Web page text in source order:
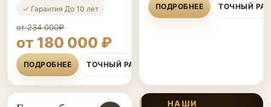
✓ Гарантия До 10 лет
от 234 000₽
от 180 000 ₽
ПОДРОБНЕЕ ТОЧНЫЙ РАСЧЁТ
ПОДРОБНЕЕ ТОЧНЫЙ
НАШИ